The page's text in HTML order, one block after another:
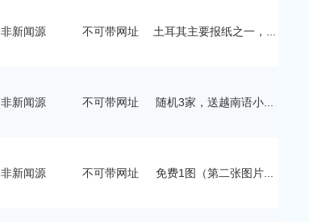
非新闻源 不可带网址 土耳其主要报纸之一，...
非新闻源 不可带网址 随机3家，送越南语小...
非新闻源 不可带网址 免费1图（第二张图片...